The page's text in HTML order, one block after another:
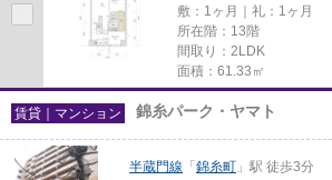
敷：1ヶ月｜礼：1ヶ月
所在階：13階
間取り：2LDK
面積：61.33㎡
賃貸｜マンション 錦糸パーク・ヤマト
半蔵門線 「 錦糸町 」駅 徒歩3分